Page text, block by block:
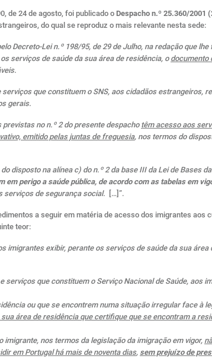
de 24 de agosto, foi publicado o Despacho n.º 25.360/2001
do qual se reproduz o mais relevante nesta sede:
Decreto-Lei n.º 198/95, de 29 de Julho, na redação que
serviços de saúde da sua área de residência, o documento
que constituem o SNS, aos cidadãos estrangeiros,
gerais.
no n.º 2 do presente despacho têm acesso aos
emitido pelas juntas de freguesia, nos termos do
disposto na alínea c) do n.º 2 da base III da Lei de Bases
em perigo a saúde pública, de acordo com as tabelas em
serviços de segurança social. […]”.
a seguir em matéria de acesso dos imigrantes aos
teor:
imigrantes exibir, perante os serviços de saúde da sua
serviços que constituem o Serviço Nacional de Saúde,
ou que se encontrem numa situação irregular face à
área de residência que certifique que se encontram a
nos termos da legislação da imigração em vigor,
em Portugal há mais de noventa dias, sem prejuízo de